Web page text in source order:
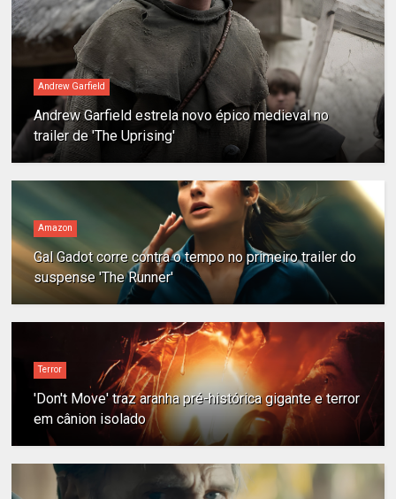
Andrew Garfield
Andrew Garfield estrela novo épico medieval no
trailer de 'The Uprising'
Amazon
Gal Gadot corre contra o tempo no primeiro trailer do
suspense 'The Runner'
Terror
'Don't Move' traz aranha pré-histórica gigante e terror
em cânion isolado